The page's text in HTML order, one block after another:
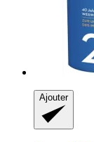
Ajouter